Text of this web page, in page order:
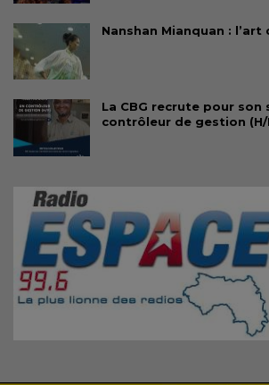
Nanshan Mianquan :
La CBG recrute pour son
contrôleur de gestion (H/